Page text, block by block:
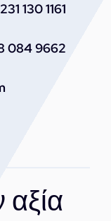
130 1161
084 9662
αξία